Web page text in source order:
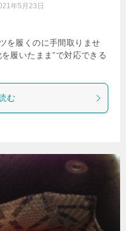
年5月23日
を履くのに手間取りませ
履いたまま”で対応できる
む